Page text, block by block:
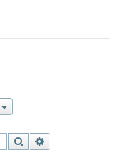
Поиск